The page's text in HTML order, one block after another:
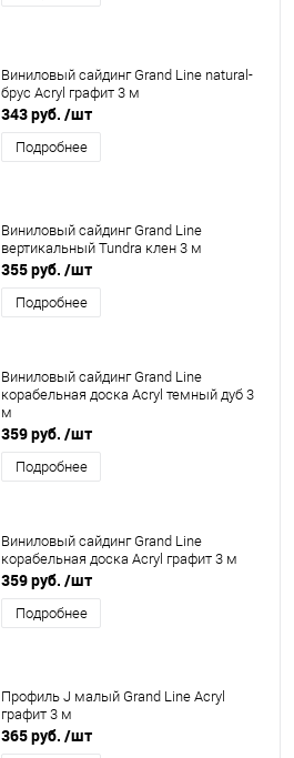
Виниловый сайдинг Grand Line natural-
брус Acryl графит 3 м
343 руб. /шт
Подробнее
Виниловый сайдинг Grand Line
вертикальный Tundra клен 3 м
355 руб. /шт
Подробнее
Виниловый сайдинг Grand Line
корабельная доска Acryl темный дуб 3
м
359 руб. /шт
Подробнее
Виниловый сайдинг Grand Line
корабельная доска Acryl графит 3 м
359 руб. /шт
Подробнее
Профиль J малый Grand Line Acryl
графит 3 м
365 руб. /шт